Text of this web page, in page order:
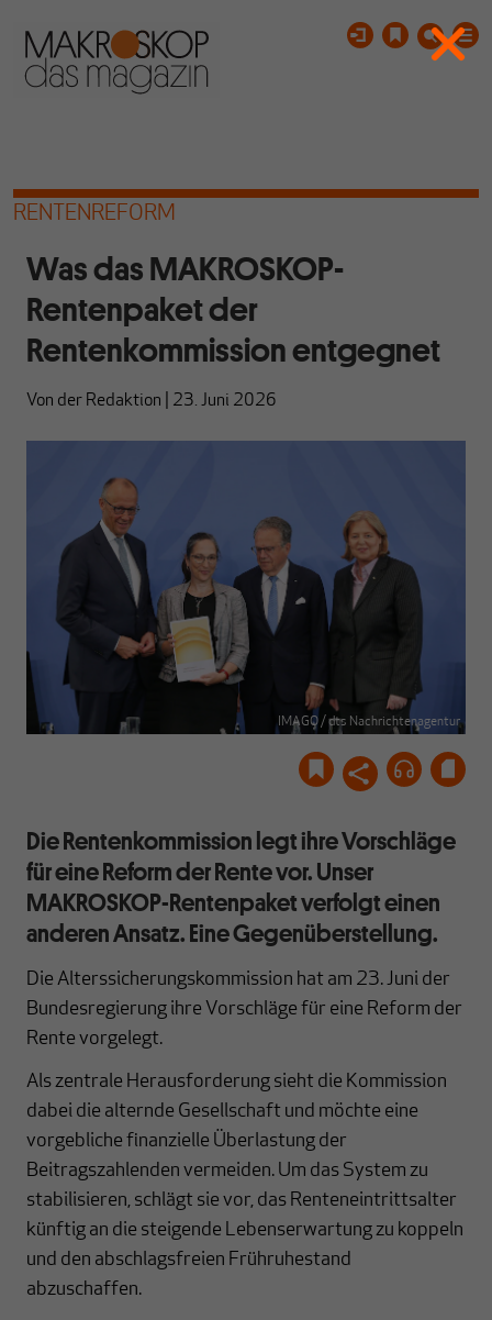
RENTENREFORM
Was das MAKROSKOP-
Rentenpaket der
Rentenkommission entgegnet
Von der Redaktion 23. Juni 2026
IMAGO / dts Nachrichtenagentur
Die Rentenkommission legt ihre Vorschläge
für eine Reform der Rente vor. Unser
MAKROSKOP-Rentenpaket verfolgt einen
anderen Ansatz. Eine Gegenüberstellung.
Die Alterssicherungskommission hat am 23. Juni der
Bundesregierung ihre Vorschläge für eine Reform der
Rente vorgelegt.
Als zentrale Herausforderung sieht die Kommission
dabei die alternde Gesellschaft und möchte eine
vorgebliche finanzielle Überlastung der
Beitragszahlenden vermeiden. Um das System zu
stabilisieren, schlägt sie vor, das Renteneintrittsalter
künftig an die steigende Lebenserwartung zu koppeln
und den abschlagsfreien Frühruhestand
abzuschaffen.